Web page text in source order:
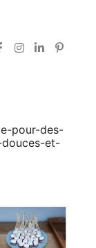
pour-des-
et-